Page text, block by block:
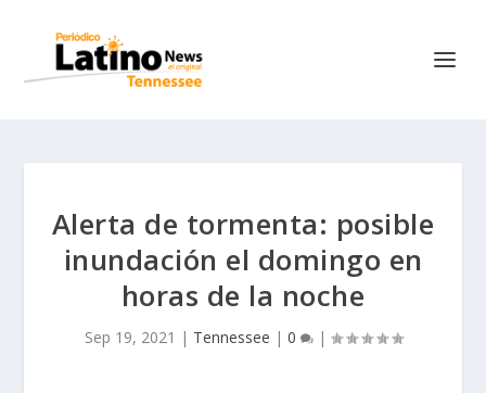
Alerta de tormenta: posible
inundación el domingo en
horas de la noche
Sep 19, 2021 | Tennessee | 0 |